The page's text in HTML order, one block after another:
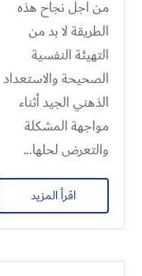
من اجل نجاح هذه
الطريقة لا بد من
التهيئة النفسية
الصحيحة والاستعداد
الذهني الجيد أثناء
مواجهة المشكلة
والتعرض لحلها...
اقرأ المزيد